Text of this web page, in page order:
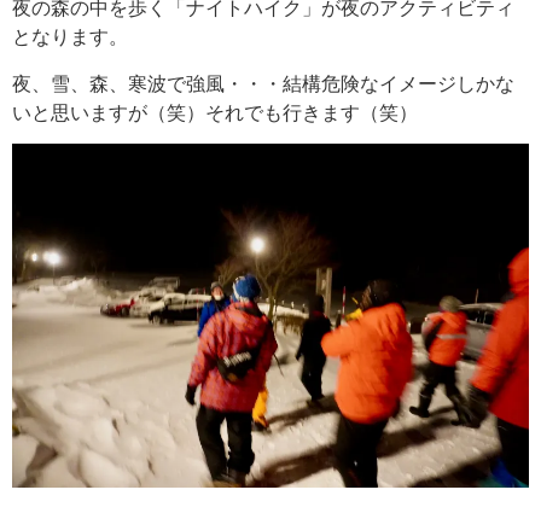
夜の森の中を歩く「ナイトハイク」が夜のアクティビティ
となります。
夜、雪、森、寒波で強風・・・結構危険なイメージしかな
いと思いますが（笑）それでも行きます（笑）